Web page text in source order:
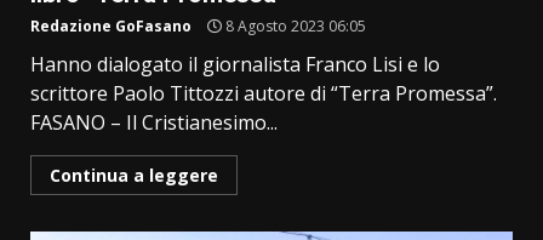
Redazione GoFasano 8 Agosto 2023 06:05
Hanno dialogato il giornalista Franco Lisi e lo
scrittore Paolo Tittozzi autore di “Terra Promessa”.
FASANO – Il Cristianesimo...
Continua a leggere